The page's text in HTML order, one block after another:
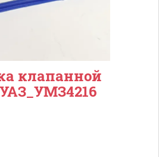
клапанной